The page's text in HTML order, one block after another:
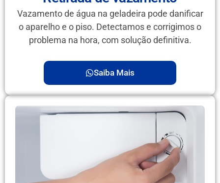
Vazamento de água na geladeira pode danificar
o aparelho e o piso. Detectamos e corrigimos o
problema na hora, com solução definitiva.
Saiba Mais